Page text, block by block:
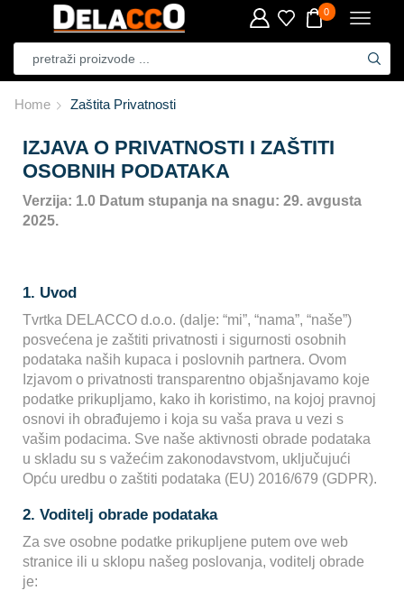
0
Home Zaštita Privatnosti
IZJAVA O PRIVATNOSTI I ZAŠTITI
OSOBNIH PODATAKA
Verzija: 1.0 Datum stupanja na snagu: 29. avgusta
2025.
1. Uvod
Tvrtka DELACCO d.o.o. (dalje: “mi”, “nama”, “naše”)
posvećena je zaštiti privatnosti i sigurnosti osobnih
podataka naših kupaca i poslovnih partnera. Ovom
Izjavom o privatnosti transparentno objašnjavamo koje
podatke prikupljamo, kako ih koristimo, na kojoj pravnoj
osnovi ih obrađujemo i koja su vaša prava u vezi s
vašim podacima. Sve naše aktivnosti obrade podataka
u skladu su s važećim zakonodavstvom, uključujući
Opću uredbu o zaštiti podataka (EU) 2016/679 (GDPR).
2. Voditelj obrade podataka
Za sve osobne podatke prikupljene putem ove web
stranice ili u sklopu našeg poslovanja, voditelj obrade
je: